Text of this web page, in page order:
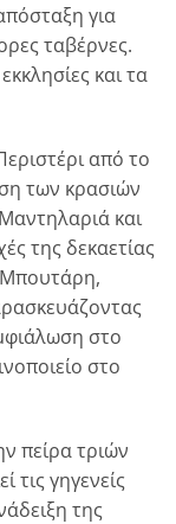
για
ταβέρνες.
και τα
από το
των κρασιών
και
της δεκαετίας
στο
στο
πείρα τριών
τις γηγενείς
της